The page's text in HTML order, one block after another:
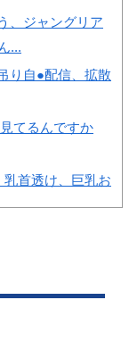
突然の大揺れが凄ま
」
韓国サッカー協会が
試合の性的接待の全
…」→「完全に買収
、ジャングリア
...
り自●配信、拡散
てるんですか
首透け、巨乳お
...